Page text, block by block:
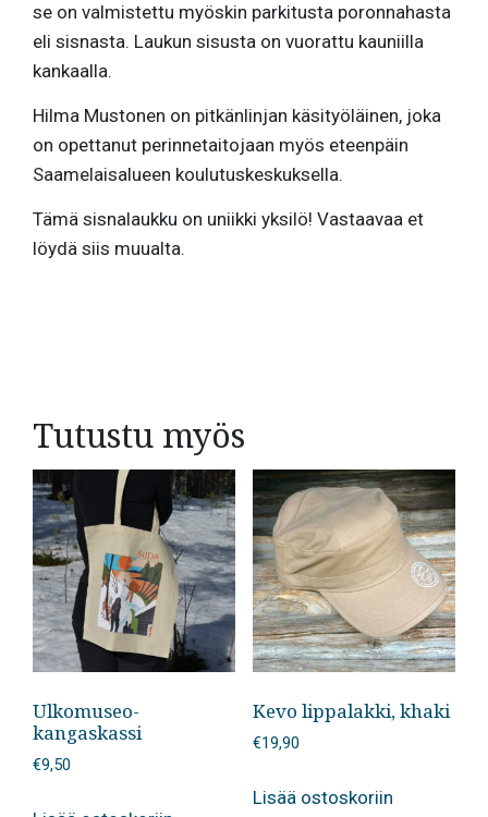
se on valmistettu myöskin parkitusta poronnahasta
eli sisnasta. Laukun sisusta on vuorattu kauniilla
kankaalla.
Hilma Mustonen on pitkänlinjan käsityöläinen, joka
on opettanut perinnetaitojaan myös eteenpäin
Saamelaisalueen koulutuskeskuksella.
Tämä sisnalaukku on uniikki yksilö! Vastaavaa et
löydä siis muualta.
Tutustu myös
Ulkomuseo-
kangaskassi
€9,50
Kevo lippalakki, khaki
€19,90
Lisää ostoskoriin